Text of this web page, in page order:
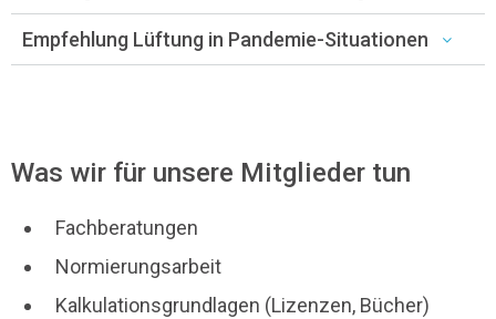
Empfehlung Lüftung in Pandemie-Situationen
Was wir für unsere Mitglieder tun
Fachberatungen
Normierungsarbeit
Kalkulationsgrundlagen (Lizenzen, Bücher)